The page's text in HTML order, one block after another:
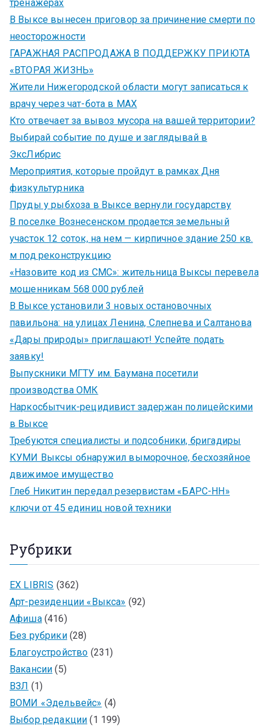
тренажёрах
В Выксе вынесен приговор за причинение смерти по
неосторожности
ГАРАЖНАЯ РАСПРОДАЖА В ПОДДЕРЖКУ ПРИЮТА
«ВТОРАЯ ЖИЗНЬ»
Жители Нижегородской области могут записаться к
врачу через чат-бота в MAX
Кто отвечает за вывоз мусора на вашей территории?
Выбирай событие по душе и заглядывай в
ЭксЛибрис
Мероприятия, которые пройдут в рамках Дня
физкультурника
Пруды у рыбхоза в Выксе вернули государству
В поселке Вознесенском продается земельный
участок 12 соток, на нем — кирпичное здание 250 кв.
м под реконструкцию
«Назовите код из СМС»: жительница Выксы перевела
мошенникам 568 000 рублей
В Выксе установили 3 новых остановочных
павильона: на улицах Ленина, Слепнева и Салтанова
«Дары природы» приглашают! Успейте подать
заявку!
Выпускники МГТУ им. Баумана посетили
производства ОМК
Наркосбытчик-рецидивист задержан полицейскими
в Выксе
Требуются специалисты и подсобники, бригадиры
КУМИ Выксы обнаружил выморочное, бесхозяйное
движимое имущество
Глеб Никитин передал резервистам «БАРС-НН»
ключи от 45 единиц новой техники
Рубрики
EX LIBRIS (362)
Арт-резиденции «Выкса» (92)
Афиша(416)
Без рубрики(28)
Благоустройство (231)
Вакансии (5)
ВЗЛ (1)
ВОМИ «Эдельвейс» (4)
Выбор редакции (1 199)